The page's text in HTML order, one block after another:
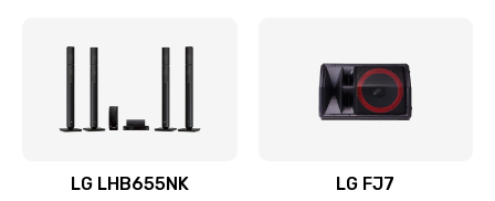
Ремонт / замена кнопок, клавиш, индикаторов,
LG LHB655NK LG FJ7